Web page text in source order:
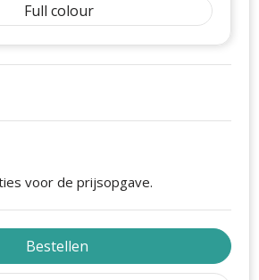
Full colour
voor de prijsopgave.
Bestellen